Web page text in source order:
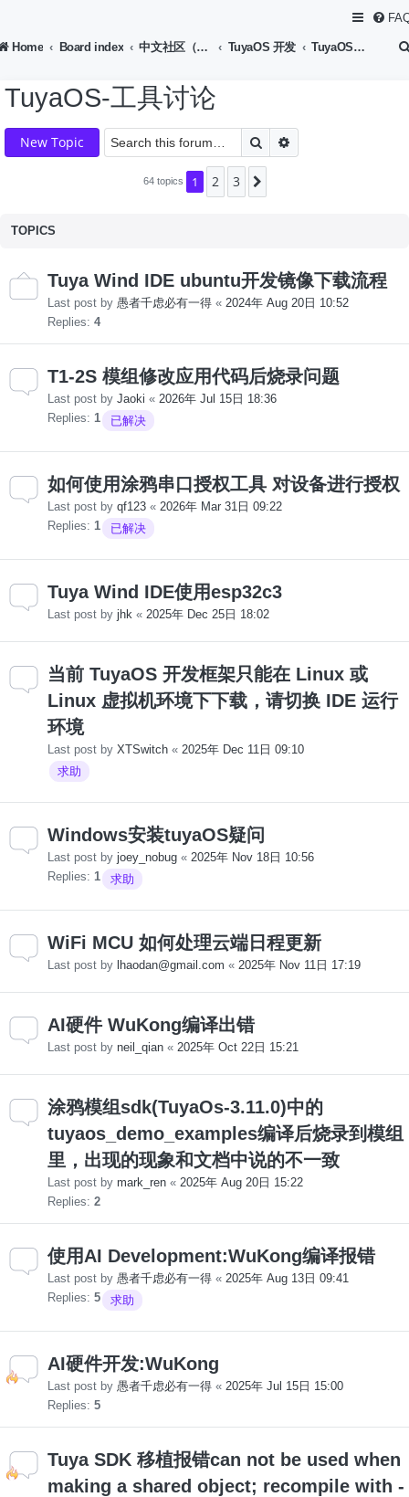
Home Board index 中文社区（Chinese Forum） TuyaOS 开发 TuyaOS-工具讨论
TuyaOS-工具讨论
New Topic Search
64 topics 1 2 3
TOPICS
Tuya Wind IDE ubuntu开发镜像下载流程
Last post by 愚者千虑必有一得 « 2024年 Aug 20日 10:52
Replies: 4
T1-2S 模组修改应用代码后烧录问题
Last post by Jaoki « 2026年 Jul 15日 18:36
Replies: 1 已解决
如何使用涂鸦串口授权工具 对设备进行授权
Last post by qf123 « 2026年 Mar 31日 09:22
Replies: 1 已解决
Tuya Wind IDE使用esp32c3
Last post by jhk « 2025年 Dec 25日 18:02
当前 TuyaOS 开发框架只能在 Linux 或
Linux 虚拟机环境下下载，请切换 IDE 运行
环境
Last post by XTSwitch « 2025年 Dec 11日 09:10
求助
Windows安装tuyaOS疑问
Last post by joey_nobug « 2025年 Nov 18日 10:56
Replies: 1 求助
WiFi MCU 如何处理云端日程更新
Last post by lhaodan@gmail.com « 2025年 Nov 11日 17:19
AI硬件 WuKong编译出错
Last post by neil_qian « 2025年 Oct 22日 15:21
涂鸦模组sdk(TuyaOs-3.11.0)中的
tuyaos_demo_examples编译后烧录到模组
里，出现的现象和文档中说的不一致
Last post by mark_ren « 2025年 Aug 20日 15:22
Replies: 2
使用AI Development:WuKong编译报错
Last post by 愚者千虑必有一得 « 2025年 Aug 13日 09:41
Replies: 5 求助
AI硬件开发:WuKong
Last post by 愚者千虑必有一得 « 2025年 Jul 15日 15:00
Replies: 5
Tuya SDK 移植报错can not be used when
making a shared object; recompile with -